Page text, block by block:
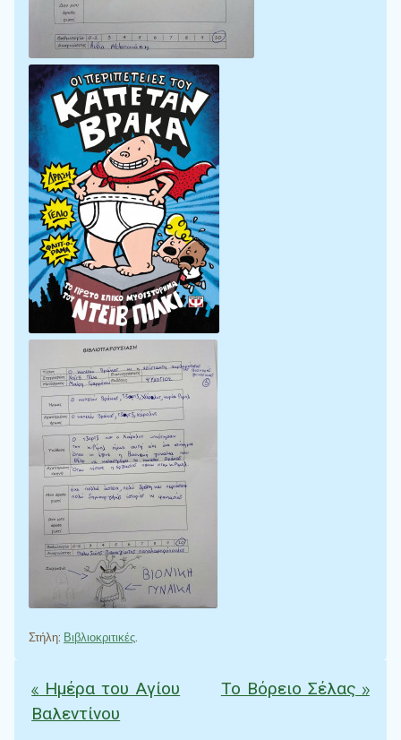
Στήλη: Βιβλιοκριτικές.
Πλοήγηση άρθρων
«Ημέρα του Αγίου
Βαλεντίνου
Το Βόρειο Σέλας»